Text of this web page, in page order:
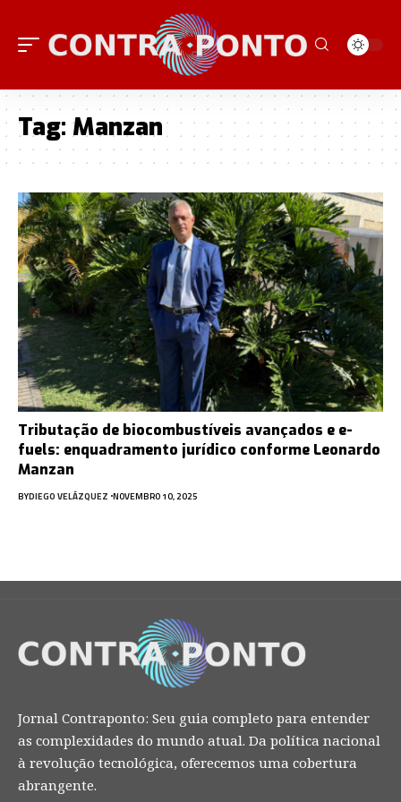
Tag: Manzan
Tributação de biocombustíveis avançados e e-
fuels: enquadramento jurídico conforme Leonardo
Manzan
BYDIEGO VELÁZQUEZ NOVEMBRO 10, 2025
Jornal Contraponto: Seu guia completo para entender
as complexidades do mundo atual. Da política nacional
à revolução tecnológica, oferecemos uma cobertura
abrangente.